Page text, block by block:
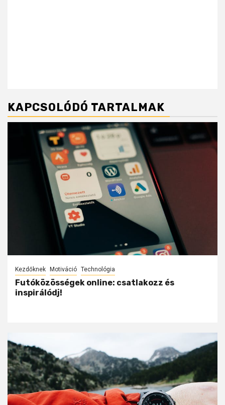
KAPCSOLÓDÓ TARTALMAK
Kezdőknek Motiváció Technológia
Futóközösségek online: csatlakozz és
inspirálódj!